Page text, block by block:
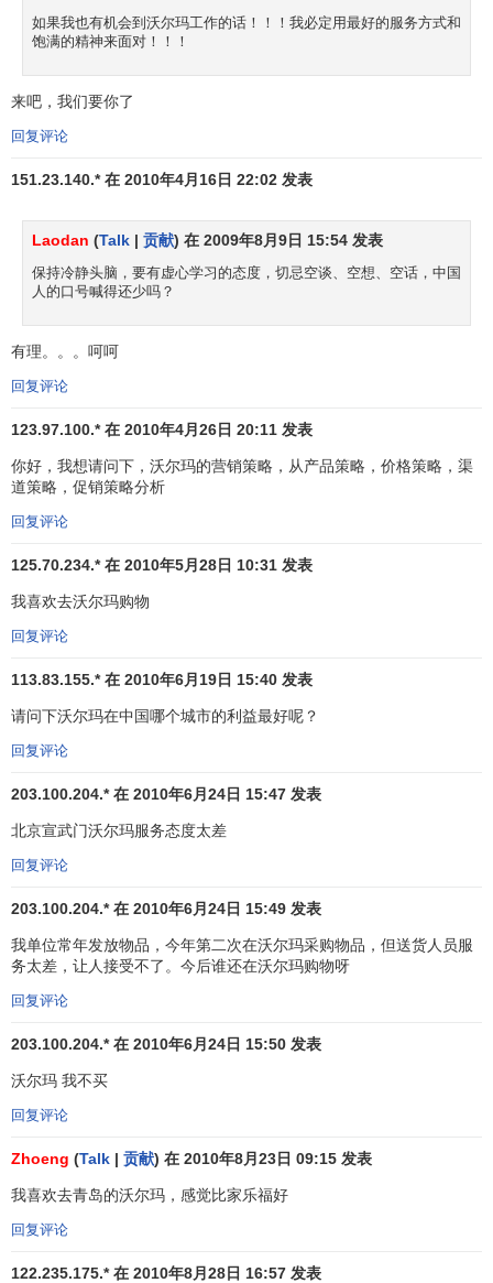
信息意识 是现代市场经济观念的主要组成部分，作为现
代市场经济基本单元的企业无时无刻不处于及时产生、发
中。完善的市场经济
融会贯通的统一运行过程，其中信息流量中枢神经系统，是
的转变，凭借其完善的信息管理手段和超人一筹的信息管理
主地位。沃尔玛借助信息化战略获得巨大成功。
沃尔玛公司总经理马特说：“100家商店是一个很好的开
重点将进军巨大的中国市场。”如今，沃尔玛已经在中国东部
发达地区抢滩登陆，广州、深圳、上海、北京、武汉等一些
大中城市已出现了数十家沃尔玛的连锁店，它们的出现对中
沃尔玛在中国
沃尔玛1996年进入中国，在深圳开设了第一家沃尔玛购
深圳、东莞、昆明、大连、汕头、福州、沈阳、厦门、哈尔
滨、长春、长沙、北京、南昌、济南、青岛、天津、南京、
湖、潍坊、岳阳、烟台、金华、嘉兴、漳州、成都、无锡、
宁波和衢州36个城市开设了73家商场，包括沃尔玛购物广
场、山姆会员商店、沃尔玛社区店三种业态，其中沃尔玛购
华的总投资额达17亿元人民币 ，创造了超过36,000个就业机
会。作为一个出色的企业公民
展社区服务
优良传统，即专注于开好每一家店，服务于每一位顾客。始
尔玛在中国每开设一家商场，均会为当地引入先进的零售技
术及创新的 零售观念。在激发竞争的同时，帮助提高当地零
荣。
业机会，支持当地制造业，促进当地经济的发展。目前，沃
尔玛中国销售的产品中本地产品达到95%以上，与近2万家供
应商建立了合作关系。沃尔玛一贯视供应商为合作伙伴，与
究中心组织的《2006年度供应商满意度调查报告》中，沃尔
如果我也有机会到沃尔玛工作的话！！！我必定用最好的服务方式和
饱满的精神来面对！！！
来吧，我们要你了
回复评论
151.23.140.* 在 2010年4月16日 22:02 发表
Laodan (Talk | 贡献) 在 2009年8月9日 15:54 发表
保持冷静头脑，要有虚心学习的态度，切忌空谈、空想、空话，中国
人的口号喊得还少吗？
有理。。。呵呵
回复评论
123.97.100.* 在 2010年4月26日 20:11 发表
你好，我想请问下，沃尔玛的营销策略，从产品策略，价格策略，渠
道策略，促销策略分析
回复评论
125.70.234.* 在 2010年5月28日 10:31 发表
我喜欢去沃尔玛购物
回复评论
113.83.155.* 在 2010年6月19日 15:40 发表
请问下沃尔玛在中国哪个城市的利益最好呢？
回复评论
203.100.204.* 在 2010年6月24日 15:47 发表
北京宣武门沃尔玛服务态度太差
回复评论
203.100.204.* 在 2010年6月24日 15:49 发表
我单位常年发放物品，今年第二次在沃尔玛采购物品，但送货人员服
务太差，让人接受不了。今后谁还在沃尔玛购物呀
回复评论
203.100.204.* 在 2010年6月24日 15:50 发表
沃尔玛 我不买
回复评论
Zhoeng (Talk | 贡献) 在 2010年8月23日 09:15 发表
我喜欢去青岛的沃尔玛，感觉比家乐福好
回复评论
122.235.175.* 在 2010年8月28日 16:57 发表